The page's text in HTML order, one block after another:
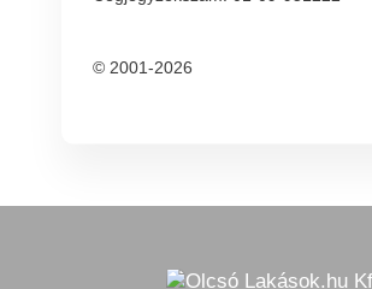
© 2001-2026